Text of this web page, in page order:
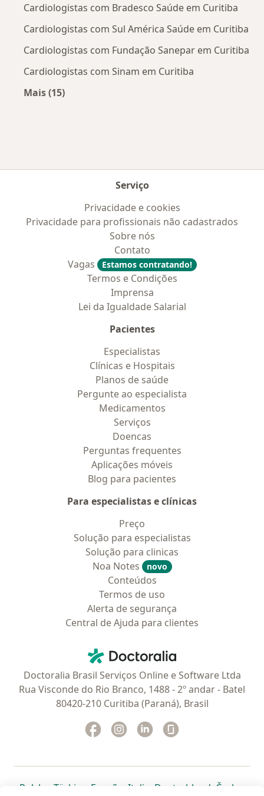
Cardiologistas com Bradesco Saúde em Curitiba
Cardiologistas com Sul América Saúde em Curitiba
Cardiologistas com Fundação Sanepar em Curitiba
Cardiologistas com Sinam em Curitiba
Mais (15)
Serviço
Privacidade e cookies
Privacidade para profissionais não cadastrados
Sobre nós
Contato
Vagas
Estamos contratando!
Termos e Condições
Imprensa
Lei da Igualdade Salarial
Pacientes
Especialistas
Clínicas e Hospitais
Planos de saúde
Pergunte ao especialista
Medicamentos
Serviços
Doencas
Perguntas frequentes
Aplicações móveis
Blog para pacientes
Para especialistas e clínicas
Preço
Solução para especialistas
Solução para clinicas
Noa Notes
novo
Conteúdos
Termos de uso
Alerta de segurança
Central de Ajuda para clientes
Doctoralia - Homepage
Doctoralia Brasil Serviços Online e Software Ltda
Rua Visconde do Rio Branco, 1488 - 2º andar - Batel
80420-210 Curitiba (Paraná), Brasil
Facebook
abre num novo separador
Instagram
abre num novo separador
Linkedin
abre num novo
Polska abre num novo separador
Türkiye abre num novo separador
España abre num novo separador
Italia abre num novo
Deutschlandabre num
Česko